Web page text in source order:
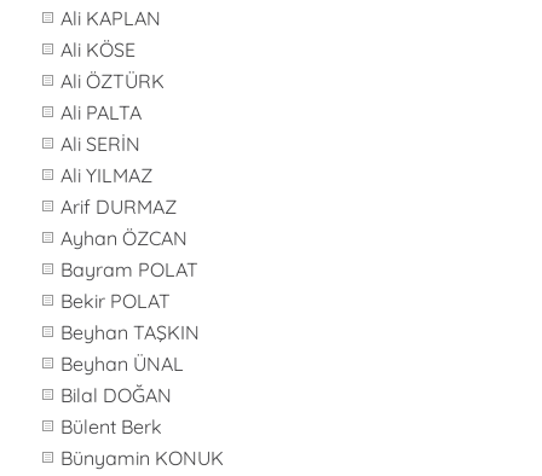
Ali KAPLAN
Ali KÖSE
Ali ÖZTÜRK
Ali PALTA
Ali SERİN
Ali YILMAZ
Arif DURMAZ
Ayhan ÖZCAN
Bayram POLAT
Bekir POLAT
Beyhan TAŞKIN
Beyhan ÜNAL
Bilal DOĞAN
Bülent Berk
Bünyamin KONUK